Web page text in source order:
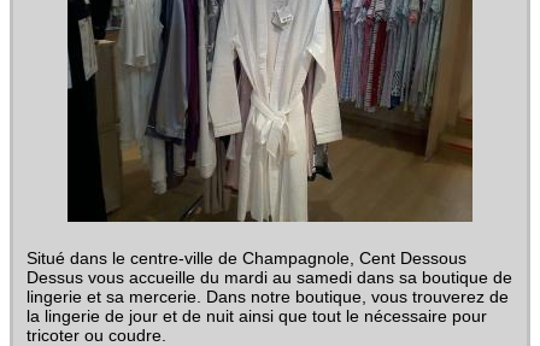
Situé dans le centre-ville de Champagnole, Cent Dessous
Dessus vous accueille du mardi au samedi dans sa boutique de
lingerie et sa mercerie. Dans notre boutique, vous trouverez de
la lingerie de jour et de nuit ainsi que tout le nécessaire pour
tricoter ou coudre.